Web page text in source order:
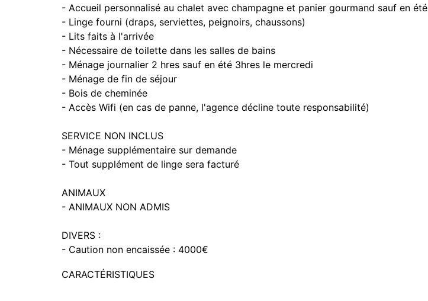
- Accueil personnalisé au chalet avec champagne et panier gourmand sauf en été
- Linge fourni (draps, serviettes, peignoirs, chaussons)
- Lits faits à l'arrivée
- Nécessaire de toilette dans les salles de bains
- Ménage journalier 2 hres sauf en été 3hres le mercredi
- Ménage de fin de séjour
- Bois de cheminée
- Accès Wifi (en cas de panne, l'agence décline toute responsabilité)
SERVICE NON INCLUS
- Ménage supplémentaire sur demande
- Tout supplément de linge sera facturé
ANIMAUX
- ANIMAUX NON ADMIS
DIVERS :
- Caution non encaissée : 4000€
CARACTÉRISTIQUES